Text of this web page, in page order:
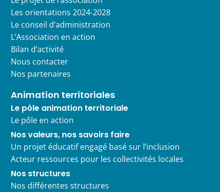
Les orientations 2024-2028
Le conseil d’administration
L’Association en action
Bilan d’activité
Nous contacter
Nos partenaires
Animation territoriales
Le pôle animation territoriale
Le pôle en action
Nos valeurs, nos savoirs faire
Un projet éducatif engagé basé sur l’inclusion
Acteur ressources pour les collectivités locales
Nos structures
Nos différentes structures